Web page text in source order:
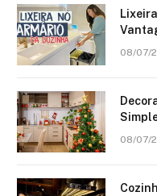
08/07/
08/07/